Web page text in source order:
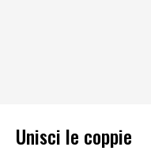
Unisci le coppie